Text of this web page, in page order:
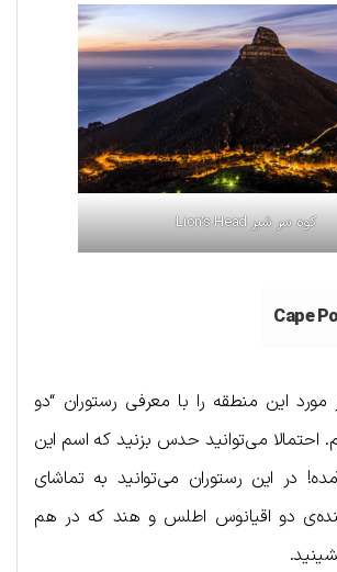
کوه سر شیر Lion’s Head
این منطقه را با معرفی رستوران “دو
احتمالا می‌توانید حدس بزنید که اسم این
در این رستوران می‌توانید به تماشای
دو اقیانوس اطلس و هند که در هم